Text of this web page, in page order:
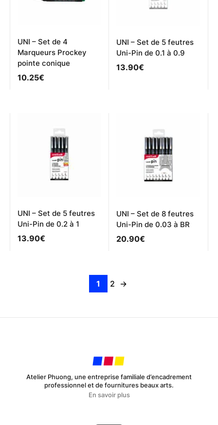
UNI – Set de 4
Marqueurs Prockey
pointe conique
10.25€
UNI – Set de 5 feutres
Uni-Pin de 0.1 à 0.9
13.90€
UNI – Set de 5 feutres
Uni-Pin de 0.2 à 1
13.90€
UNI – Set de 8 feutres
Uni-Pin de 0.03 à BR
20.90€
1 2 →
Atelier Phuong, une entreprise familiale d’encadrement
professionnel et de fournitures beaux arts.
En savoir plus